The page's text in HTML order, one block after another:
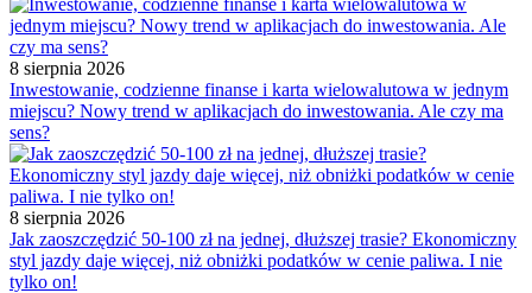
8 sierpnia 2026
Inwestowanie, codzienne finanse i karta wielowalutowa w jednym
miejscu? Nowy trend w aplikacjach do inwestowania. Ale czy ma
sens?
8 sierpnia 2026
Jak zaoszczędzić 50-100 zł na jednej, dłuższej trasie? Ekonomiczny
styl jazdy daje więcej, niż obniżki podatków w cenie paliwa. I nie
tylko on!